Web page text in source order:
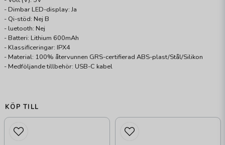
- Dimbar LED-display: Ja
- Qi-stöd: Nej B
- luetooth: Nej
- Batteri: Lithium 600mAh
- Klassificeringar: IPX4
- Material: 100% återvunnen GRS-certifierad ABS-plast/Stål/Silikon
- Medföljande tillbehör: USB-C kabel
KÖP TILL